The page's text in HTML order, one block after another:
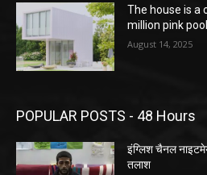
The house is a
million pink
August 14, 2025
POPULAR POSTS - 48 Hours
इंग्लिश चैनल
तलाश